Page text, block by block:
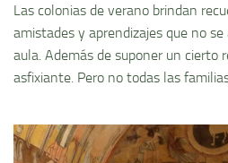
Las colonias de verano brindan
amistades y aprendizajes que no
aula. Además de suponer un cierto
asfixiante. Pero no todas las